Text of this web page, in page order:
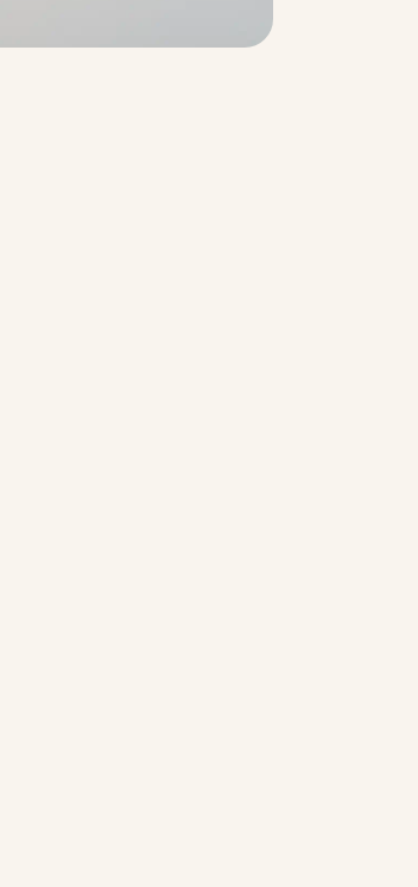
thanks! is er nog extra info die we moeten